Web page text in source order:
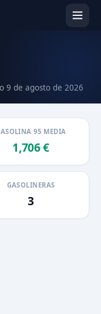
9 de agosto de 2026
95 MEDIA
1,706 €
GASOLINERAS
3